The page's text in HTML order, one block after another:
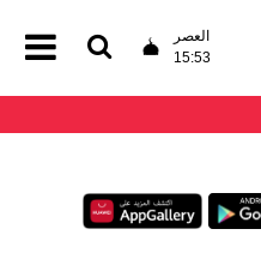
العصر
15:53